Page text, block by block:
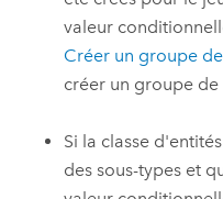
valeur
Créer un groupe
créer un groupe de
Si la classe
des sous-types et